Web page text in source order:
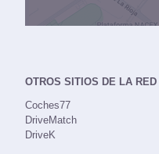
OTROS SITIOS DE LA RED
Coches77
DriveMatch
DriveK